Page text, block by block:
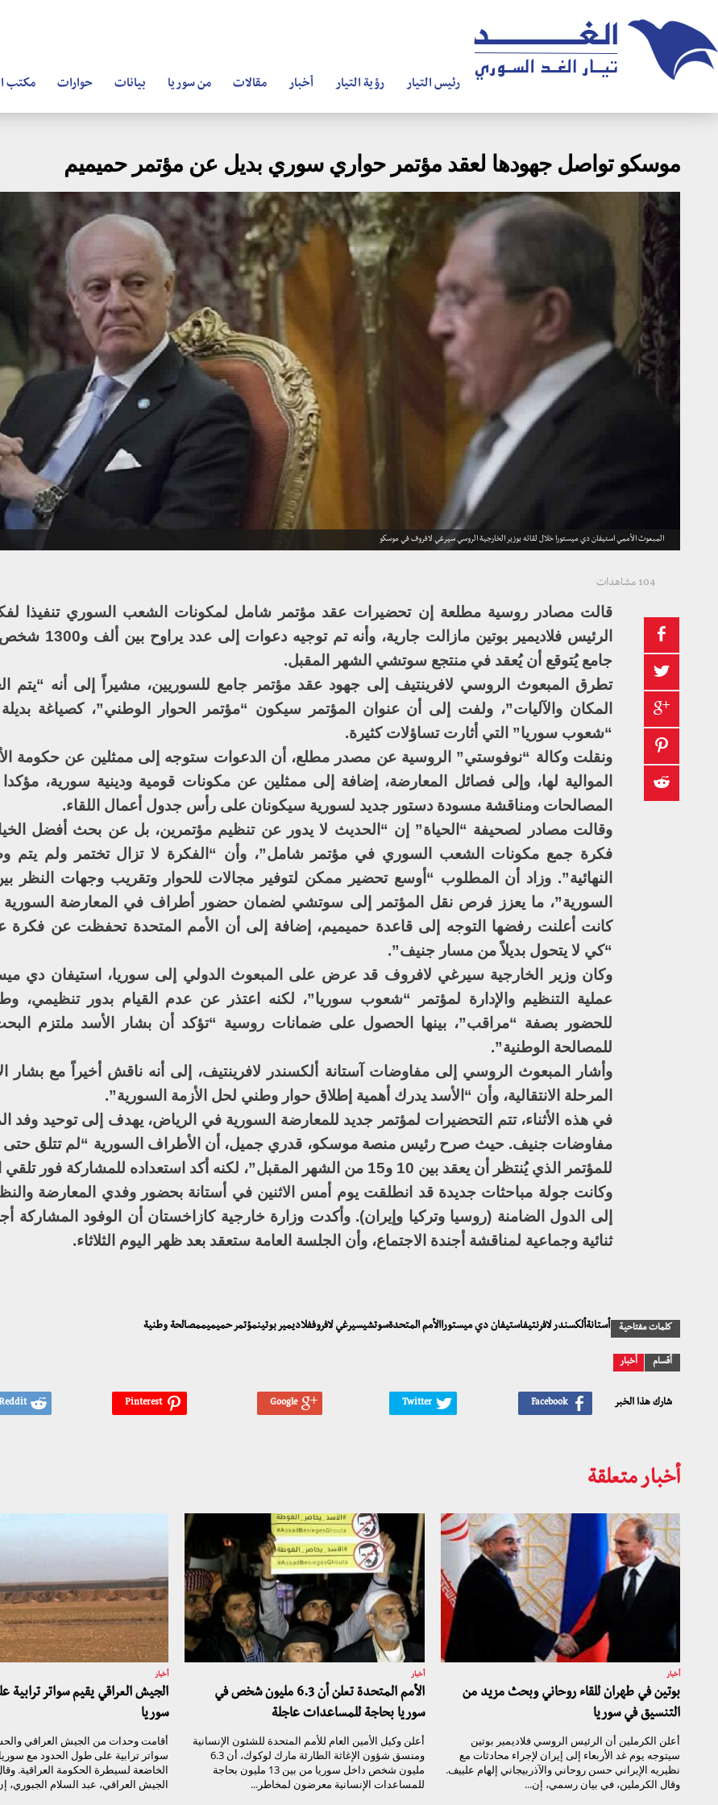
رئيس التيار رؤية التيار أخبار مقالات من سوريا بيانات حوارات مكتب
موسكو تواصل جهودها لعقد مؤتمر حواري سوري بديل عن مؤتمر حميميم
المبعوث الأممي استيفان دي ميستورا خلال لقائه بوزير الخارجية الروسي سيرغي لافروف في موسكو
104 مشاهدات
قالت مصادر روسية مطلعة إن تحضيرات عقد مؤتمر شامل لمكونات الشعب السوري تنفيذا
الرئيس فلاديمير بوتين مازالت
جامع يُتوقع أن يُعقد في منتجع سوتشي الشهر المقبل.
تطرق المبعوث الروسي لافرينتيف إلى جهود عقد مؤتمر جامع للسوريين، مشيراً إلى أنه “يتم
المكان والآليات”، ولفت إلى أن عنوان المؤتمر سيكون “مؤتمر الحوار الوطني”، كصياغة
“شعوب سوريا” التي أثارت تساؤلات كثيرة.
ونقلت وكالة “نوفوستي” الروسية عن مصدر مطلع، أن الدعوات ستوجه إلى ممثلين عن حكومة
الموالية لها، وإلى فصائل المعارضة، إضافة إلى ممثلين عن مكونات قومية ودينية سورية،
المصالحات ومناقشة مسودة دستور جديد لسورية سيكونان على رأس جدول أعمال اللقاء.
وقالت مصادر لصحيفة “الحياة” إن “الحديث لا يدور عن تنظيم مؤتمرين، بل عن بحث أفضل
فكرة جمع مكونات الشعب السوري في مؤتمر شامل”، وأن “الفكرة لا تزال تختمر ولم يتم
النهائية”. وزاد أن المطلوب “أوسع تحضير ممكن لتوفير مجالات للحوار وتقريب وجهات النظر
السورية”، ما يعزز فرص نقل المؤتمر إلى سوتشي لضمان حضور أطراف في المعارضة السورية
كانت أعلنت رفضها التوجه إلى قاعدة حميميم، إضافة إلى أن الأمم المتحدة تحفظت عن فكرة
“كي لا يتحول بديلاً من مسار جنيف”.
وكان وزير الخارجية سيرغي لافروف قد عرض على المبعوث الدولي إلى سوريا، استيفان دي
عملية التنظيم والإدارة لمؤتمر “شعوب سوريا”، لكنه اعتذر عن عدم القيام بدور تنظيمي،
للحضور بصفة “مراقب”، بينها الحصول على ضمانات روسية “تؤكد أن بشار الأسد ملتزم
للمصالحة الوطنية”.
وأشار المبعوث الروسي إلى مفاوضات آستانة ألكسندر لافرينتيف، إلى أنه ناقش أخيراً مع بشار
المرحلة الانتقالية، وأن “الأسد يدرك أهمية إطلاق حوار وطني لحل الأزمة السورية”.
في هذه الأثناء، تتم التحضيرات لمؤتمر جديد للمعارضة السورية في الرياض، يهدف إلى توحيد وفد
مفاوضات جنيف. حيث صرح رئيس منصة موسكو، قدري جميل، أن الأطراف السورية “لم تتلق حتى
للمؤتمر الذي يُنتظر أن يعقد بين 10 و15 من الشهر المقبل”، لكنه أكد استعداده للمشاركة فور تلقي الدعوة.
وكانت جولة مباحثات جديدة قد انطلقت يوم أمس الاثنين في أستانة بحضور وفدي المعارضة
إلى الدول الضامنة (روسيا وتركيا وإيران). وأكدت وزارة خارجية كازاخستان أن الوفود المشاركة
ثنائية وجماعية لمناقشة أجندة الاجتماع، وأن الجلسة العامة ستعقد بعد ظهر اليوم الثلاثاء.
كلمات مفتاحية أستانةألكسندر لافرنتيفاستيفان دي ميستوراالأمم المتحدةسوتشيسيرغي لافروففلاديمير بوتينمؤتمر حميميممصالحة وطنية
أقسام أخبار
شارك هذا الخبر
أخبار متعلقة
أخبار
بوتين في طهران للقاء روحاني وبحث مزيد من
التنسيق في سوريا
أعلن الكرملين أن الرئيس الروسي فلاديمير بوتين
سيتوجه يوم غد الأربعاء إلى إيران لإجراء محادثات مع
نظيريه الإيراني حسن روحاني والآذربيجاني إلهام علييف.
وقال الكرملين، في بيان رسمي، إن...
أخبار
الأمم المتحدة تعلن أن 6.3 مليون شخص في
سوريا بحاجة للمساعدات عاجلة
أعلن وكيل الأمين العام للأمم المتحدة للشئون الإنسانية
ومنسق شؤون الإغاثة الطارئة مارك لوكوك، أن 6.3
مليون شخص داخل سوريا من بين 13 مليون بحاجة
للمساعدات الإنسانية معرضون لمخاطر...
أخبار
الجيش العراقي يقيم سواتر ترابية
سوريا
أقامت وحدات من الجيش العراقي
سواتر ترابية على طول الحدود مع
الخاضعة لسيطرة الحكومة العراقية.
الجيش العراقي، عبد السلام الجبوري،